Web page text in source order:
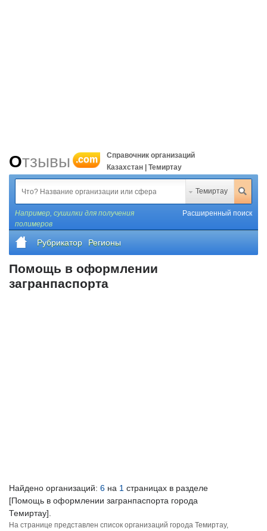
Отзывы .com
Справочник организаций
Казахстан | Темиртау
Темиртау
Например, сушилки для получения
полимеров
Расширенный поиск
Рубрикатор Регионы
Помощь в оформлении
загранпаспорта
Найдено организаций: 6 на 1 страницах в разделе
[Помощь в оформлении загранпаспорта города
Темиртау].
На странице представлен список организаций города Темиртау,